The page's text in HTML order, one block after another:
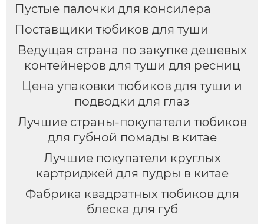
Пустые палочки для консилера
Поставщики тюбиков для туши
Ведущая страна по закупке дешевых
контейнеров для туши для ресниц
Цена упаковки тюбиков для туши и
подводки для глаз
Лучшие страны-покупатели тюбиков
для губной помады в китае
Лучшие покупатели круглых
картриджей для пудры в китае
Фабрика квадратных тюбиков для
блеска для губ